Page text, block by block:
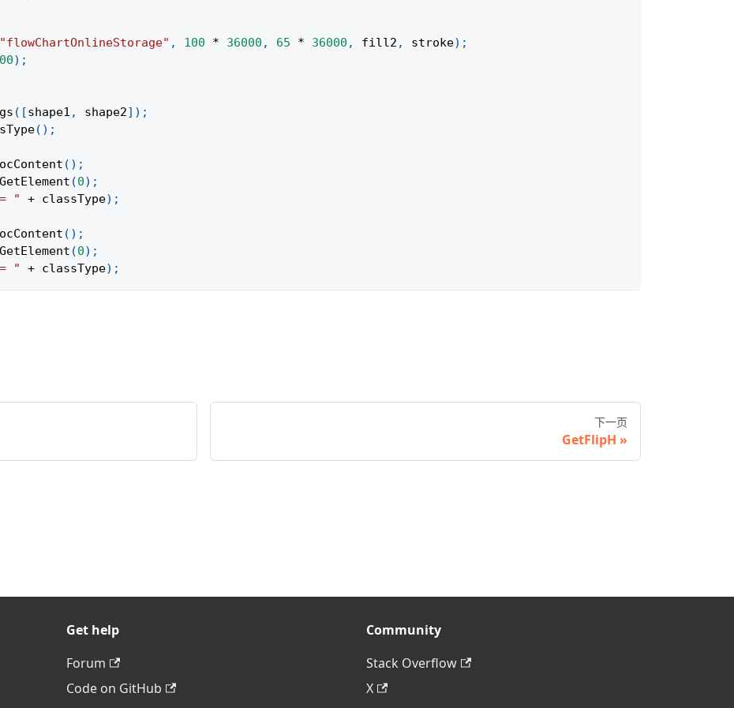
"flowChartOnlineStorage" , 100 * 36000 , 65 * 36000 , fill2 , stroke) ;
) ;
( [shape1 , shape2] ) ;
( ) ;
( ) ;
GetElement (0) ;
" + classType) ;
( ) ;
GetElement (0) ;
" + classType) ;
下一页
GetFlipH
Get help
Forum
Code on GitHub
Community
Stack Overflow
X